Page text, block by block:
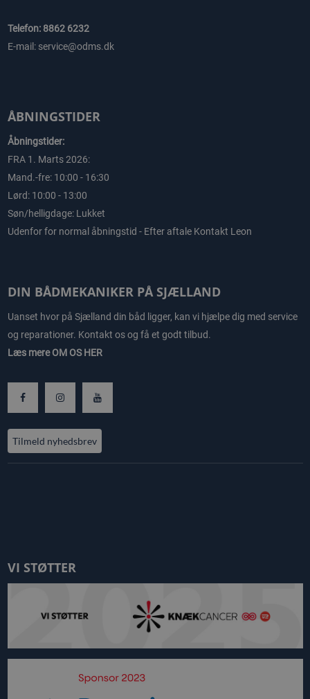
Telefon: 8862 6232
E-mail: service@odms.dk
ÅBNINGSTIDER
Åbningstider:
FRA 1. Marts 2026:
Mand.-fre: 10:00 - 16:30
Lørd: 10:00 - 13:00
Søn/helligdage: Lukket
Udenfor for normal åbningstid - Efter aftale Kontakt Leon
DIN BÅDMEKANIKER PÅ SJÆLLAND
Uanset hvor på Sjælland din båd ligger, kan vi hjælpe dig med service
og reparationer. Kontakt os og få et godt tilbud.
Læs mereOM OS HER
Tilmeld nyhedsbrev
VI STØTTER